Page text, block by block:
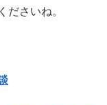
ださいね。